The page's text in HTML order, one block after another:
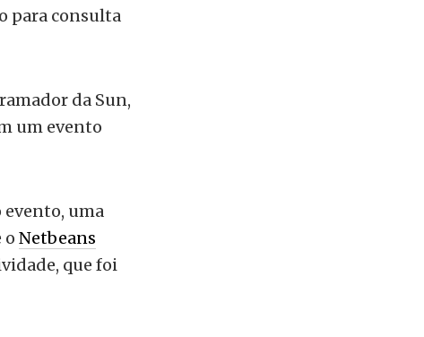
para consulta
da Sun,
um evento
evento, uma
o Netbeans
que foi